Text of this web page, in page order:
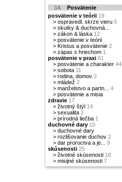
3A Posvätenie
posvätenie v teórii 19
> ospravedl. skrze vieru 5
> skutky & duchovná...
> zákon & láska 12
> posvätenie v teórii
> Kristus a posvätenie 2
> zápas s hriechom 1
posvätenie v praxi 61
> posvätenie a charakter 44
> sobota 11
> rodina, domov 2
> mládež 2
> manželstvo a partn...
4
> posvätenie a misia
zdravie 17
> životný štýl 14
> sexualita 2
> prírodná liečba 1
duchovné dary 10
> duchovné dary
> rozlišovanie duchov 2
> dar proroctva a je...
9
skúsenosti 25
> životné skúsenosti 18
> misijné skúsenosti 7